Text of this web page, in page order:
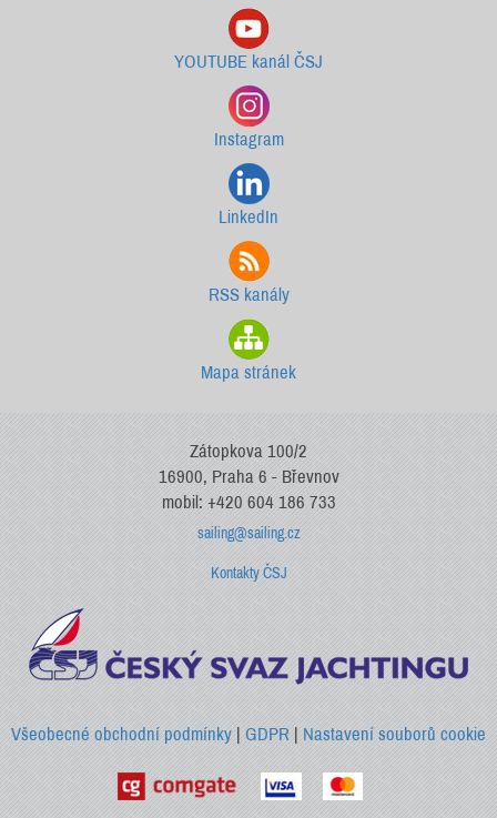
YOUTUBE kanál ČSJ
Instagram
LinkedIn
RSS kanály
Mapa stránek
Zátopkova 100/2
16900, Praha 6 - Břevnov
mobil: +420 604 186 733
sailing@sailing.cz
Kontakty ČSJ
Všeobecné obchodní podmínky |GDPR |Nastavení souborů cookie